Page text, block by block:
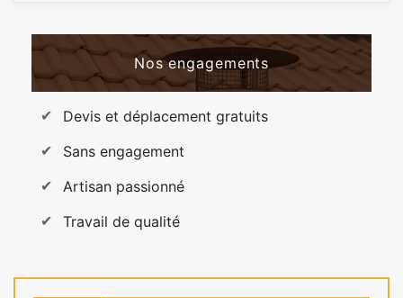
Nos engagements
Devis et déplacement gratuits
Sans engagement
Artisan passionné
Travail de qualité